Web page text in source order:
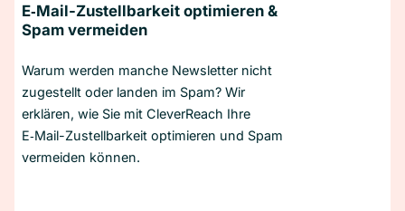
E‑Mail-Zustellbarkeit optimieren &
Spam vermeiden
Warum werden manche Newsletter nicht
zugestellt oder landen im Spam? Wir
erklären, wie Sie mit CleverReach Ihre
E‑Mail-Zustellbarkeit optimieren und Spam
vermeiden können.